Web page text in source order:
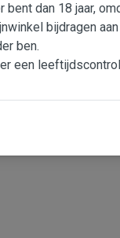
bent dan 18 jaar,
bijdragen
ben.
een